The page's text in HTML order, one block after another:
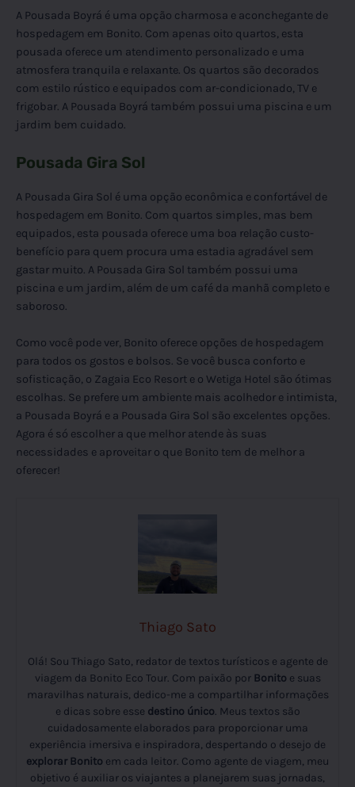
A Pousada Boyrá é uma opção charmosa e aconchegante de
hospedagem em Bonito. Com apenas oito quartos, esta
pousada oferece um atendimento personalizado e uma
atmosfera tranquila e relaxante. Os quartos são decorados
com estilo rústico e equipados com ar-condicionado, TV e
frigobar. A Pousada Boyrá também possui uma piscina e um
jardim bem cuidado.
Pousada Gira Sol
A Pousada Gira Sol é uma opção econômica e confortável de
hospedagem em Bonito. Com quartos simples, mas bem
equipados, esta pousada oferece uma boa relação custo-
benefício para quem procura uma estadia agradável sem
gastar muito. A Pousada Gira Sol também possui uma
piscina e um jardim, além de um café da manhã completo e
saboroso.
Como você pode ver, Bonito oferece opções de hospedagem
para todos os gostos e bolsos. Se você busca conforto e
sofisticação, o Zagaia Eco Resort e o Wetiga Hotel são ótimas
escolhas. Se prefere um ambiente mais acolhedor e intimista,
a Pousada Boyrá e a Pousada Gira Sol são excelentes opções.
Agora é só escolher a que melhor atende às suas
necessidades e aproveitar o que Bonito tem de melhor a
oferecer!
Thiago Sato
Olá! Sou Thiago Sato, redator de textos turísticos e agente de
viagem da Bonito Eco Tour. Com paixão por Bonito e suas
maravilhas naturais, dedico-me a compartilhar informações
e dicas sobre esse destino único. Meus textos são
cuidadosamente elaborados para proporcionar uma
experiência imersiva e inspiradora, despertando o desejo de
explorar Bonito em cada leitor. Como agente de viagem, meu
objetivo é auxiliar os viajantes a planejarem suas jornadas,